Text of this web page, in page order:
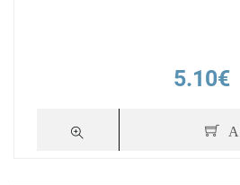
5.10€